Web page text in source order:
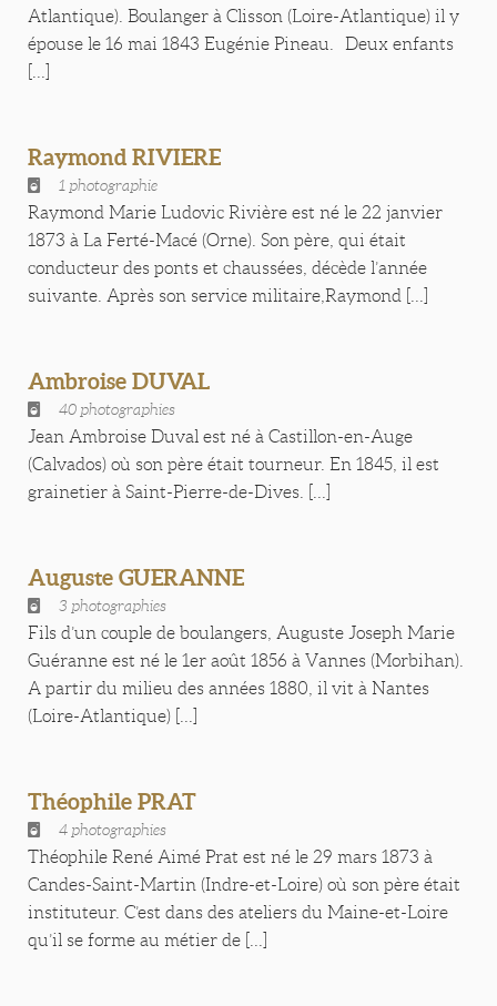
Atlantique). Boulanger à Clisson (Loire-Atlantique) il y
épouse le 16 mai 1843 Eugénie Pineau. Deux enfants
Raymond RIVIERE
1 photographie
Raymond Marie Ludovic Rivière est né le 22 janvier
1873 à La Ferté-Macé (Orne). Son père, qui était
conducteur des ponts et chaussées, décède l’année
suivante. Après son service militaire,Raymond [...]
Ambroise DUVAL
40 photographies
Jean Ambroise Duval est né à Castillon-en-Auge
(Calvados) où son père était tourneur. En 1845, il est
grainetier à Saint-Pierre-de-Dives. [...]
Auguste GUERANNE
3 photographies
Fils d’un couple de boulangers, Auguste Joseph Marie
Guéranne est né le 1er août 1856 à Vannes (Morbihan).
A partir du milieu des années 1880, il vit à Nantes
(Loire-Atlantique) [...]
Théophile PRAT
4 photographies
Théophile René Aimé Prat est né le 29 mars 1873 à
Candes-Saint-Martin (Indre-et-Loire) où son père était
instituteur. C’est dans des ateliers du Maine-et-Loire
qu’il se forme au métier de [...]